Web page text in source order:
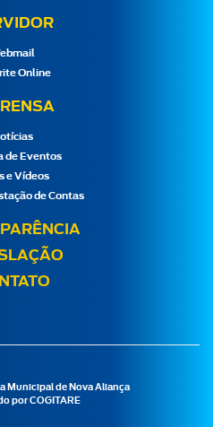
Online
de Eventos
e Vídeos
de Contas
Municipal de Nova Aliança
por COGITARE